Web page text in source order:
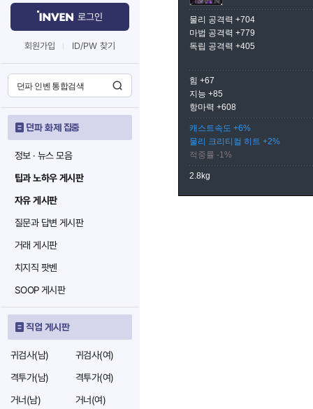
로그인
회원가입 ID/PW 찾기
던파 화제 집중
정보 · 뉴스 모음
팁과 노하우 게시판
자유 게시판
질문과 답변 게시판
거래 게시판
치지직 팟벤
SOOP 게시판
직업 게시판
귀검사(남)
귀검사(여)
격투가(남)
격투가(여)
거너(남)
거너(여)
물리 공격력 +704
마법 공격력 +779
독립 공격력 +405
힘 +67
지능 +85
항마력 +608
캐스트속도 +6%
물리 크리티컬 히트 +2%
적중률 -1%
2.8kg